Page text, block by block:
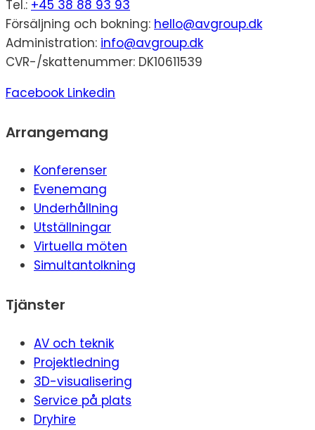
Tel.: +45 38 88 93 93
Försäljning och bokning: hello@avgroup.dk
Administration: info@avgroup.dk
CVR-/skattenummer: DK10611539
Facebook Linkedin
Arrangemang
Konferenser
Evenemang
Underhållning
Utställningar
Virtuella möten
Simultantolkning
Tjänster
AV och teknik
Projektledning
3D-visualisering
Service på plats
Dryhire